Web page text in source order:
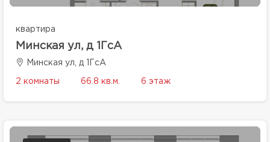
квартира
Минская ул, д 1ГсА
Минская ул, д 1ГсА
2 комнаты 66.8 кв.м. 6 этаж